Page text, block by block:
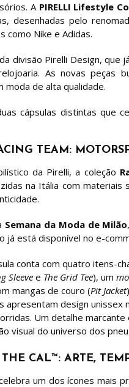
A PIRELLI Lifestyle
desenhadas pelo
como Nike e Adidas.
divisão Pirelli Design, que
As novas peças
moda de alta qualidade.
cápsulas distintas que
TEAM:
da Pirelli, a coleção
na Itália com
Semana da Moda de Milão
já está disponível no e-
conta com quatro itens-
Sleeve e The Grid Tee), um
mangas de couro (Pit Jacket
apresentam design
Um detalhe marcante
visual do universo dos
CAL™: ARTE,
um dos ícones mais